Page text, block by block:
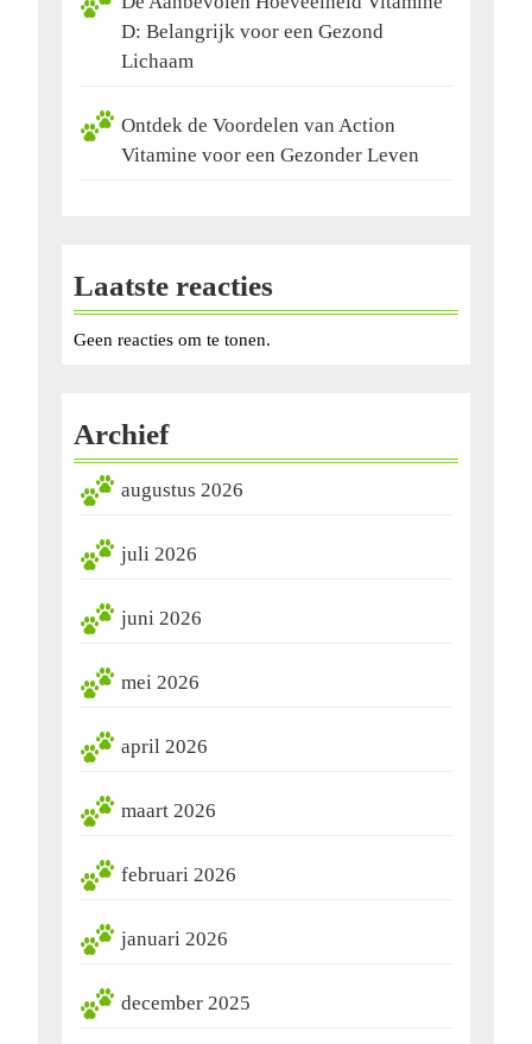
D: Belangrijk voor een Gezond
Lichaam
Ontdek de Voordelen van Action
Vitamine voor een Gezonder Leven
Laatste reacties
Geen reacties om te tonen.
Archief
augustus 2026
juli 2026
juni 2026
mei 2026
april 2026
maart 2026
februari 2026
januari 2026
december 2025